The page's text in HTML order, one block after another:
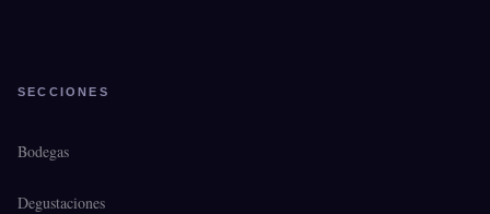
SECCIONES
Bodegas
Degustaciones